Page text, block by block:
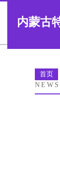
内蒙古
首页
NEWS